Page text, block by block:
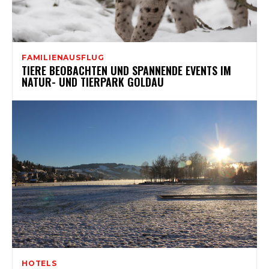
FAMILIENAUSFLUG
TIERE BEOBACHTEN UND SPANNENDE EVENTS IM
NATUR- UND TIERPARK GOLDAU
HOTELS